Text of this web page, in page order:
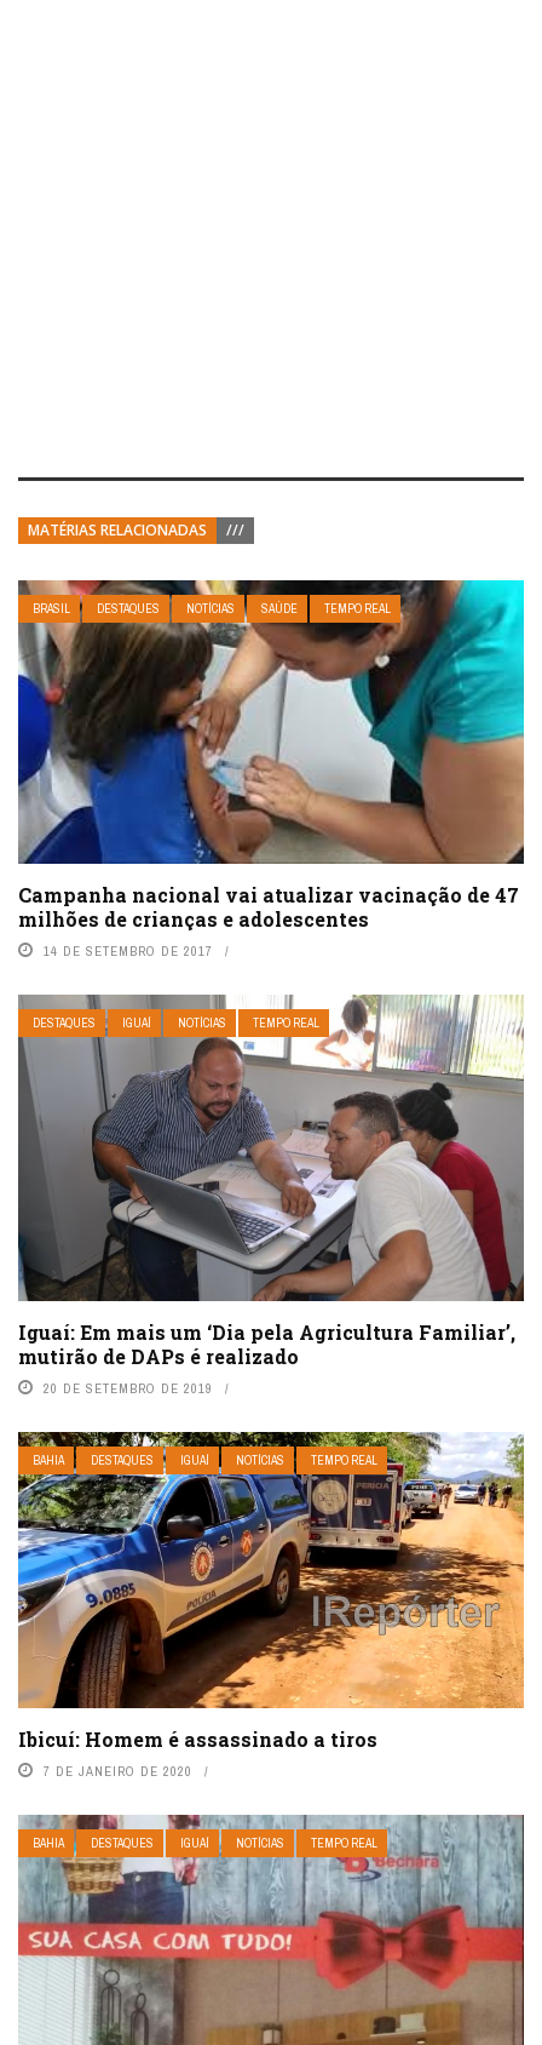
MATÉRIAS RELACIONADAS ///
BRASIL DESTAQUES NOTÍCIAS SAÚDE TEMPO REAL
Campanha nacional vai atualizar vacinação de 47
milhões de crianças e adolescentes
14 DE SETEMBRO DE 2017
DESTAQUES IGUAÍ NOTÍCIAS TEMPO REAL
Iguaí: Em mais um ‘Dia pela Agricultura Familiar’,
mutirão de DAPs é realizado
20 DE SETEMBRO DE 2019
BAHIA DESTAQUES IGUAÍ NOTÍCIAS TEMPO REAL
Ibicuí: Homem é assassinado a tiros
7 DE JANEIRO DE 2020
BAHIA DESTAQUES IGUAÍ NOTÍCIAS TEMPO REAL